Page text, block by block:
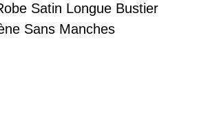
Satin Longue Bustier
Sans Manches